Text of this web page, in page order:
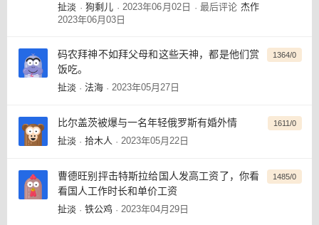
扯淡 · 狗剩儿 · 2023年06月02日 · 最后评论 杰作
2023年06月03日
码农拜神不如拜父母和这些天神，都是他们赏
饭吃。
扯淡 · 法海 · 2023年05月27日
1364/0
比尔盖茨被爆与一名年轻俄罗斯有婚外情
扯淡 · 拾木人 · 2023年05月22日
1611/0
曹德旺别抨击特斯拉给国人发高工资了，你看
看国人工作时长和单价工资
扯淡 · 铁公鸡 · 2023年04月29日
1485/0